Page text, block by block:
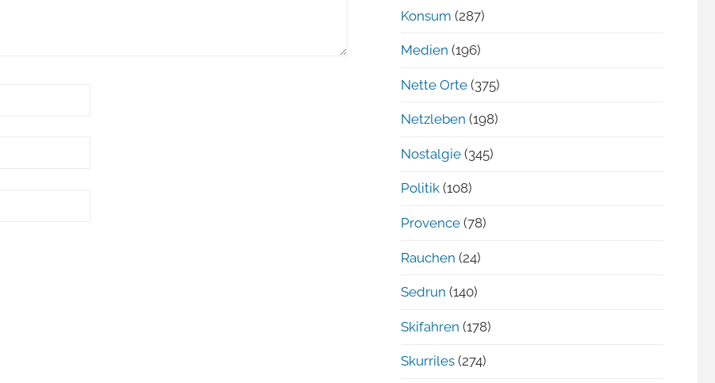
Konsum (287)
Medien (196)
Nette Orte (375)
Netzleben (198)
Nostalgie (345)
Politik (108)
Provence (78)
Rauchen (24)
Sedrun (140)
Skifahren (178)
Skurriles (274)